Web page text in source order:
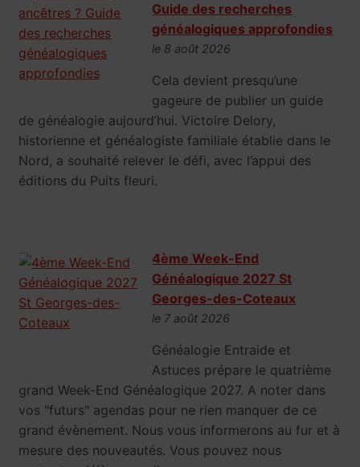
Guide des recherches
généalogiques approfondies
le 8 août 2026
Cela devient presqu’une
gageure de publier un guide
de généalogie aujourd’hui. Victoire Delory,
historienne et généalogiste familiale établie dans le
Nord, a souhaité relever le défi, avec l’appui des
éditions du Puits fleuri.
4ème Week-End
Généalogique 2027 St
Georges-des-Coteaux
le 7 août 2026
Généalogie Entraide et
Astuces prépare le quatrième
grand Week-End Généalogique 2027. A noter dans
vos "futurs" agendas pour ne rien manquer de ce
grand évènement. Nous vous informerons au fur et à
mesure des nouveautés. Vous pouvez nous